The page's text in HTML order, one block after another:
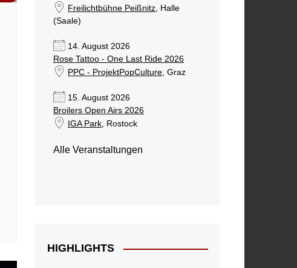
Freilichtbühne Peißnitz, Halle
(Saale)
14. August 2026
Rose Tattoo - One Last Ride 2026
PPC - ProjektPopCulture, Graz
15. August 2026
Broilers Open Airs 2026
IGA Park, Rostock
Alle Veranstaltungen
HIGHLIGHTS